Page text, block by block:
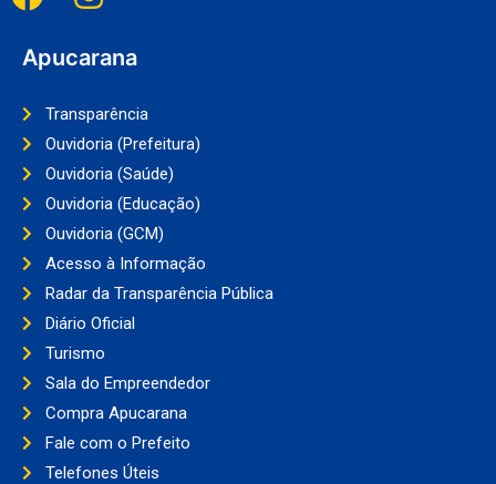
Apucarana
Transparência
Ouvidoria (Prefeitura)
Ouvidoria (Saúde)
Ouvidoria (Educação)
Ouvidoria (GCM)
Acesso à Informação
Radar da Transparência Pública
Diário Oficial
Turismo
Sala do Empreendedor
Compra Apucarana
Fale com o Prefeito
Telefones Úteis